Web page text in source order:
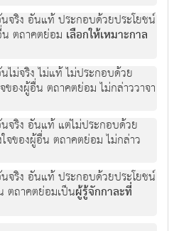
จริง อันแท้ ประกอบด้วยประโยชน์
ตถาคตย่อม เลือกให้เหมาะกาล
ไม่จริง ไม่แท้ ไม่ประกอบด้วย
องผู้อื่น ตถาคตย่อม ไม่กล่าววาจา
จริง อันแท้ แต่ไม่ประกอบด้วย
จของผู้อื่น ตถาคตย่อม ไม่กล่าว
จริง อันแท้ ประกอบด้วยประโยชน์
ตถาคตย่อมเป็นผู้รู้จักกาละที่